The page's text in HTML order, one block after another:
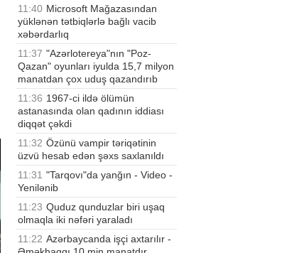
11:40 Microsoft Mağazasından
yüklənən tətbiqlərlə bağlı vacib
xəbərdarlıq
11:37 "Azərlotereya"nın "Poz-
Qazan" oyunları iyulda 15,7 milyon
manatdan çox uduş qazandırıb
11:36 1967-ci ildə ölümün
astanasında olan qadının iddiası
diqqət çəkdi
11:32 Özünü vampir təriqətinin
üzvü hesab edən şəxs saxlanıldı
11:31 "Tarqovı"da yanğın - Video -
Yenilənib
11:23 Quduz qunduzlar biri uşaq
olmaqla iki nəfəri yaraladı
11:22 Azərbaycanda işçi axtarılır -